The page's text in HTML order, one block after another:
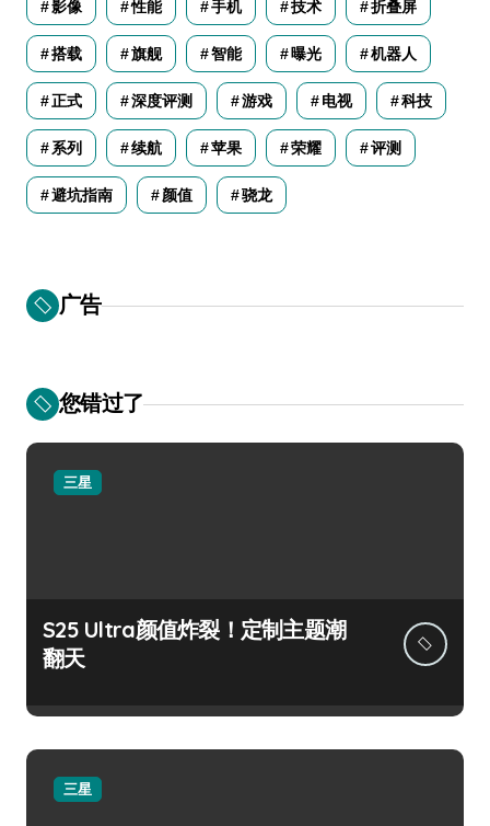
影像 性能 手机 技术 折叠屏
搭载 旗舰 智能 曝光 机器人
正式 深度评测 游戏 电视 科技
系列 续航 苹果 荣耀 评测
避坑指南 颜值 骁龙
广告
您错过了
三星
S25 Ultra颜值炸裂！定制主题潮
翻天
三星